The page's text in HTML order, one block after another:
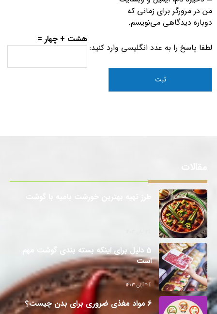
من در مرورگر برای زمانی که
دوباره دیدگاهی می‌نویسم.
لطفا پاسخ را به عدد انگلیسی وارد کنید:
هشت + چهار =
5 دلیل برای اینکه بسته بندی گوشت مهم
است
12 آبان 1403
6 مواد مغذی ضروری برای بدن چیست؟